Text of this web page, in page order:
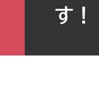
す！